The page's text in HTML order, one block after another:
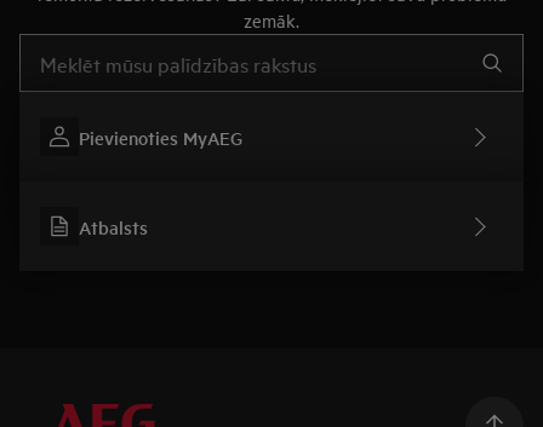
zemāk.
Pievienoties MyAEG
Atbalsts